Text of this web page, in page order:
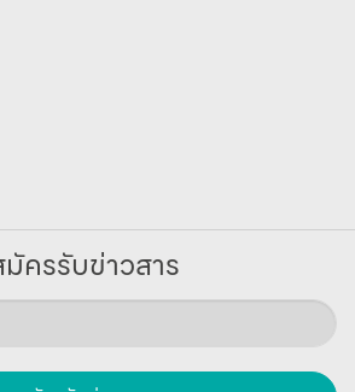
ครรับข่าวสาร